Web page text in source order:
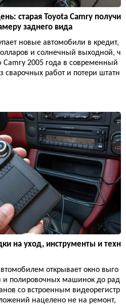
старая Toyota Camry получи
заднего вида
новые автомобили в кредит,
и солнечный выходной, ч
2005 года в современный
работ и потери штатн
на уход, инструменты и техн
открывает окно выго
и полировочных машинок до рад
со встроенным видеорегистр
нацелено не на ремонт,